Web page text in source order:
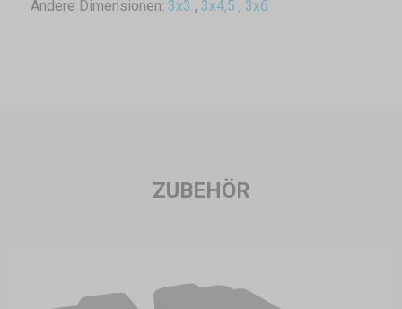
Andere Dimensionen: 3x3 , 3x4,5 , 3x6
ZUBEHÖR